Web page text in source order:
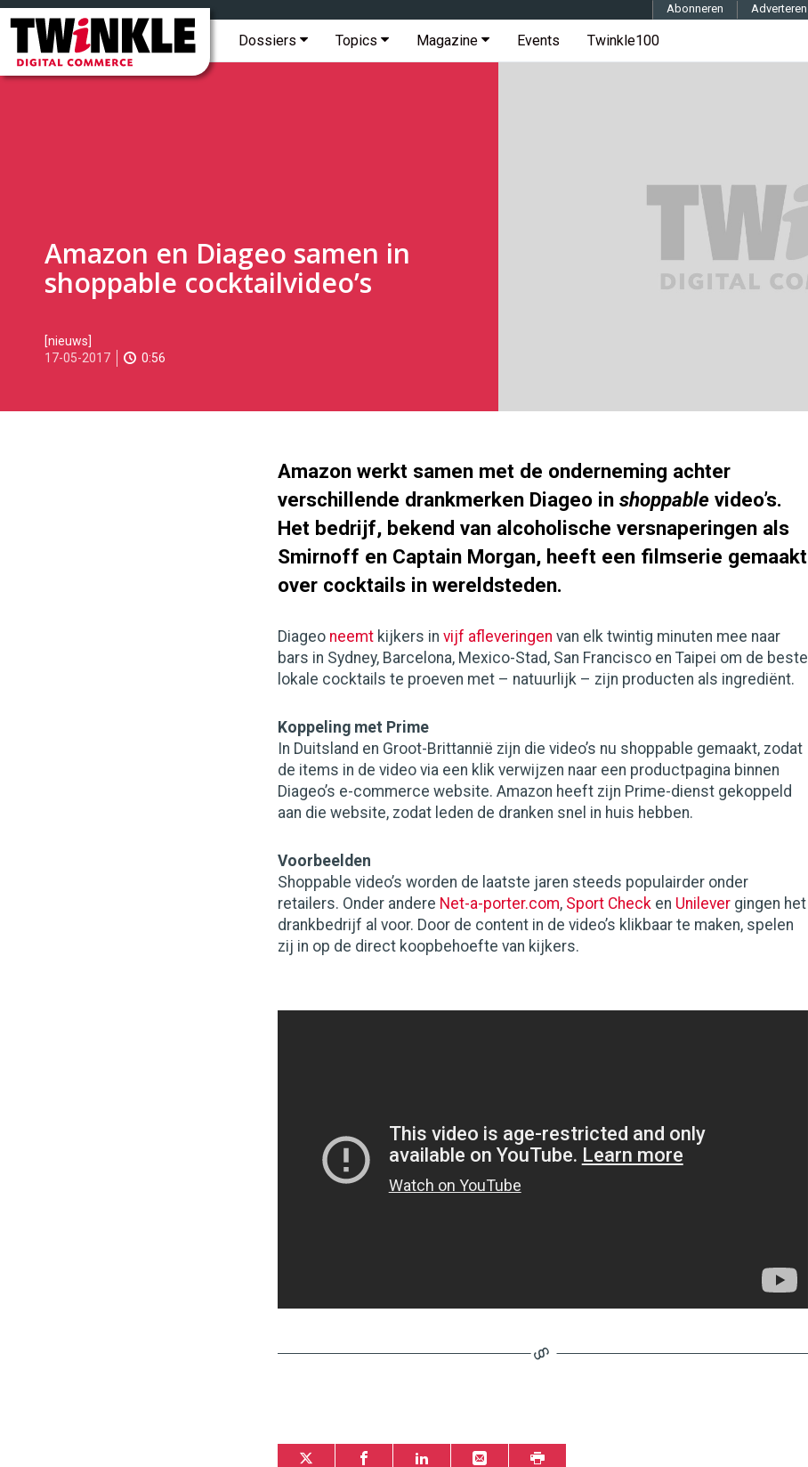
Twinkle
Digital
Commerce
Hoofdmenu
Dossiers Topics Magazine Events Twinkle100
Topmenu Abonneren Adverteren
Amazon en Diageo samen in
shoppable cocktailvideo’s
2017-
05-
05-
[nieuws]
17-05-2017
0:56
Amazon werkt samen met de onderneming achter
verschillende drankmerken Diageo in shoppable video’s.
Het bedrijf, bekend van alcoholische versnaperingen als
Smirnoff en Captain Morgan, heeft een filmserie gemaakt
over cocktails in wereldsteden.
Diageo neemt kijkers in vijf afleveringen van elk twintig minuten mee naar
bars in Sydney, Barcelona, Mexico-Stad, San Francisco en Taipei om de beste
lokale cocktails te proeven met – natuurlijk – zijn producten als ingrediënt.
Koppeling met Prime
In Duitsland en Groot-Brittannië zijn die video’s nu shoppable gemaakt, zodat
de items in de video via een klik verwijzen naar een productpagina binnen
Diageo’s e-commerce website. Amazon heeft zijn Prime-dienst gekoppeld
aan die website, zodat leden de dranken snel in huis hebben.
Voorbeelden
Shoppable video’s worden de laatste jaren steeds populairder onder
retailers. Onder andere Net-a-porter.com, Sport Check en Unilever gingen het
drankbedrijf al voor. Door de content in de video’s klikbaar te maken, spelen
zij in op de direct koopbehoefte van kijkers.